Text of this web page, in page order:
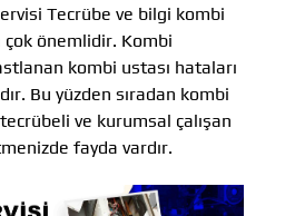
Tecrübe ve bilgi kombi
önemlidir. Kombi
kombi ustası hataları
Bu yüzden sıradan kombi
ve kurumsal çalışan
fayda vardır.